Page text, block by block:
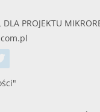
PROJEKTU